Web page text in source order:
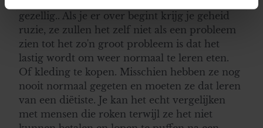
intrekken in de Cookieverklaring.
We gebruiken cookies om content en advertenties te
personaliseren, om functies voor social media te bieden
en om ons websiteverkeer te analyseren. Ook delen we
informatie over uw gebruik van onze site met onze
partners voor social media, adverteren en analyse. Deze
partners kunnen deze gegevens combineren met andere
informatie die u aan ze heeft verstrekt of die ze hebben
gezellig.. Als je er over begint krijg je geheid
ruzie, ze zullen het zelf niet als een probleem
zien tot het zo'n groot probleem is dat het
lastig wordt om weer normaal te leren eten.
Of kleding te kopen. Misschien hebben ze nog
nooit normaal gegeten en moeten ze dat leren
van een diëtiste. Je kan het echt vergelijken
met mensen die roken terwijl ze het niet